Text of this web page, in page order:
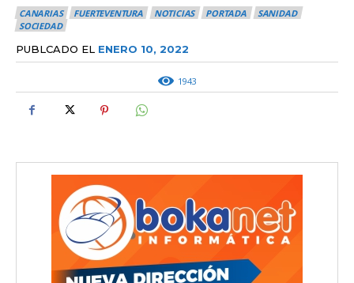
CANARIAS FUERTEVENTURA NOTICIAS PORTADA
SANIDAD
SOCIEDAD
PUBLCADO EL ENERO 10, 2022
1943